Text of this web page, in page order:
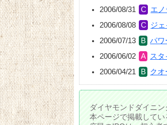
2006/08/31 エノ
2006/08/08 ジェ
2006/07/13 パワ
2006/06/02 スタ
2006/04/21 クオ
ダイヤモンドダイニ
本ページで掲載して